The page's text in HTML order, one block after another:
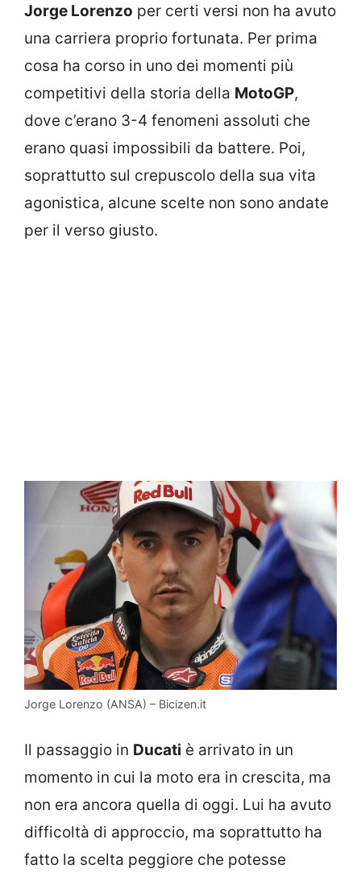
Jorge Lorenzo per certi versi non ha avuto
una carriera proprio fortunata. Per prima
cosa ha corso in uno dei momenti più
competitivi della storia della MotoGP,
dove c’erano 3-4 fenomeni assoluti che
erano quasi impossibili da battere. Poi,
soprattutto sul crepuscolo della sua vita
agonistica, alcune scelte non sono andate
per il verso giusto.
Jorge Lorenzo (ANSA) – Bicizen.it
Il passaggio in Ducati è arrivato in un
momento in cui la moto era in crescita, ma
non era ancora quella di oggi. Lui ha avuto
difficoltà di approccio, ma soprattutto ha
fatto la scelta peggiore che potesse